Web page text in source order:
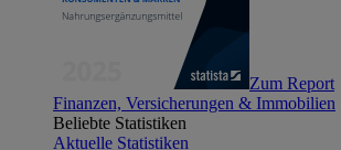
Zum Report
Finanzen, Versicherungen & Immobilien
Beliebte Statistiken
Aktuelle Statistiken